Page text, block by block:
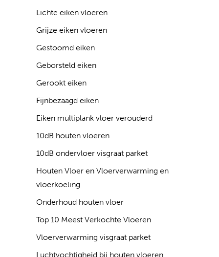
Lichte eiken vloeren
Grijze eiken vloeren
Gestoomd eiken
Geborsteld eiken
Gerookt eiken
Fijnbezaagd eiken
Eiken multiplank vloer verouderd
10dB houten vloeren
10dB ondervloer visgraat parket
Houten Vloer en Vloerverwarming en
vloerkoeling
Onderhoud houten vloer
Top 10 Meest Verkochte Vloeren
Vloerverwarming visgraat parket
Luchtvochtigheid bij houten vloeren